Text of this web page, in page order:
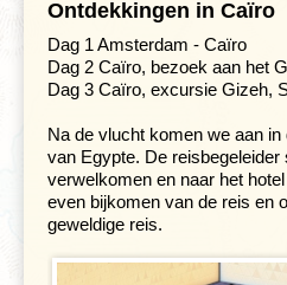
Ontdekkingen in Caïro
Dag 1 Amsterdam - Caïro
Dag 2 Caïro, bezoek aan het
Dag 3 Caïro, excursie Gizeh,
Na de vlucht komen we aan
van Egypte. De
verwelkomen en naar het
even bijkomen van de reis en
geweldige reis.